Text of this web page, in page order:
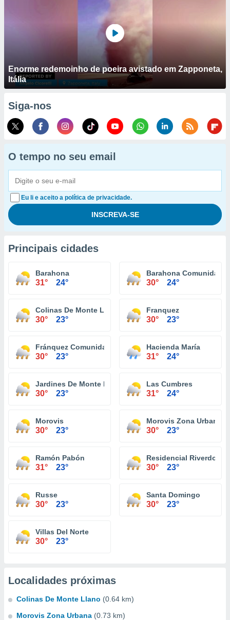
Enorme redemoinho de poeira avistado em Zapponeta,
Itália
Siga-nos
O tempo no seu email
Eu li e aceito a política de privacidade.
Principais cidades
Barahona
31° 24°
Barahona Comunidad
30° 24°
Colinas De Monte Llano
30° 23°
Franquez
30° 23°
Fránquez Comunidad
30° 23°
Hacienda María
31° 24°
Jardines De Monte Llano
30° 23°
Las Cumbres
31° 24°
Morovis
30° 23°
Morovis Zona Urbana
30° 23°
Ramón Pabón
31° 23°
Residencial Riverdo
30° 23°
Russe
30° 23°
Santa Domingo
30° 23°
Villas Del Norte
30° 23°
Localidades próximas
Colinas De Monte Llano (0.64 km)
Morovis Zona Urbana (0.73 km)